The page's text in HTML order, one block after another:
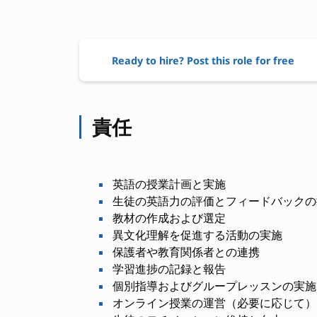
Ready to hire? Post this role for free
責任
英語の授業計画と実施
生徒の英語力の評価とフィードバック
教材の作成および選定
異文化理解を促進する活動の実施
保護者や教育関係者との連携
学習進捗の記録と報告
個別指導およびグループレッスンの実施
オンライン授業の運営（必要に応じて）